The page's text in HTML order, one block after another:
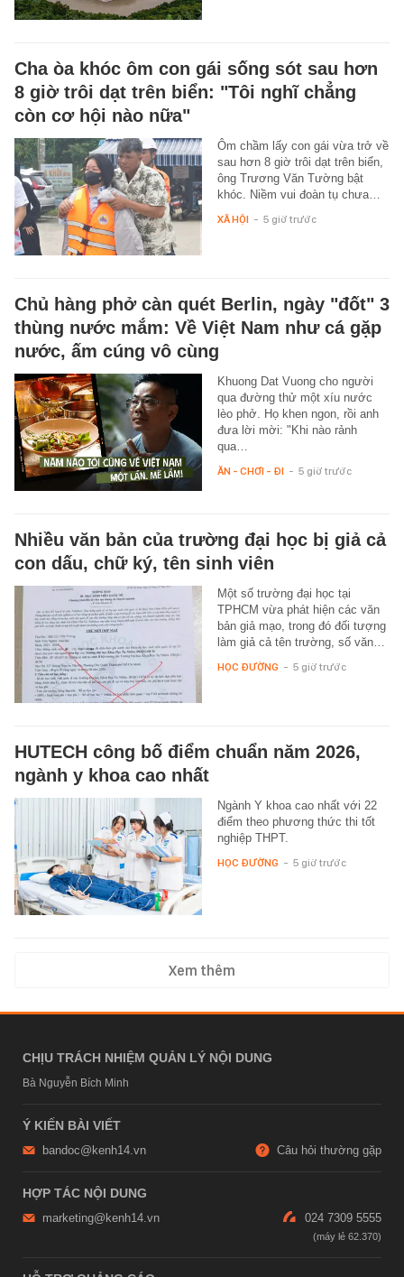
Cha òa khóc ôm con gái sống sót sau hơn
8 giờ trôi dạt trên biển: "Tôi nghĩ chẳng
còn cơ hội nào nữa"
Ôm chầm lấy con gái vừa trở về
sau hơn 8 giờ trôi dạt trên biển,
ông Trương Văn Tường bật
khóc. Niềm vui đoàn tụ chưa…
XÃ HỘI - 5 giờ trước
Chủ hàng phở càn quét Berlin, ngày "đốt" 3
thùng nước mắm: Về Việt Nam như cá gặp
nước, ấm cúng vô cùng
Khuong Dat Vuong cho người
qua đường thử một xíu nước
lèo phở. Họ khen ngon, rồi anh
đưa lời mời: "Khi nào rảnh
qua…
ĂN - CHƠI - ĐI - 5 giờ trước
Nhiều văn bản của trường đại học bị giả cả
con dấu, chữ ký, tên sinh viên
Một số trường đại học tại
TPHCM vừa phát hiện các văn
bản giả mạo, trong đó đối tượng
làm giả cả tên trường, số văn…
HỌC ĐƯỜNG - 5 giờ trước
HUTECH công bố điểm chuẩn năm 2026,
ngành y khoa cao nhất
Ngành Y khoa cao nhất với 22
điểm theo phương thức thi tốt
nghiệp THPT.
HỌC ĐƯỜNG - 5 giờ trước
Xem thêm
CHỊU TRÁCH NHIỆM QUẢN LÝ NỘI DUNG
Bà Nguyễn Bích Minh
Ý KIẾN BÀI VIẾT
bandoc@kenh14.vn Câu hỏi thường gặp
HỢP TÁC NỘI DUNG
marketing@kenh14.vn 024 7309 5555